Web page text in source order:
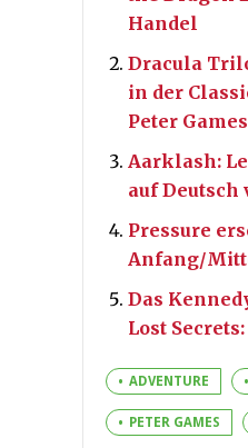
Handel
Dracula
in der
Peter
Aarklash:
auf Deutsch
Pressure
Anfang/
Das
Lost
ADVENTURE
PETER GAMES